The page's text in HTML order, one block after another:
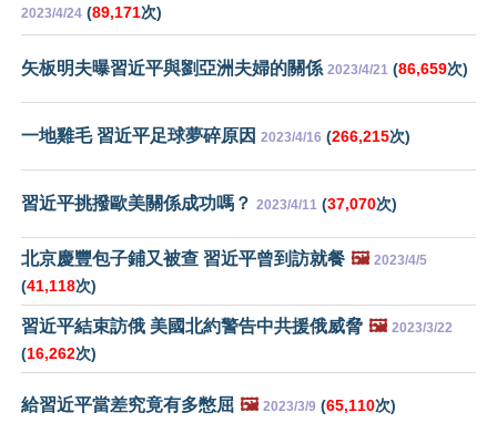
2023/4/24 (89,171次)
矢板明夫曝習近平與劉亞洲夫婦的關係 2023/4/21 (86,659次)
一地雞毛 習近平足球夢碎原因 2023/4/16 (266,215次)
習近平挑撥歐美關係成功嗎？ 2023/4/11 (37,070次)
北京慶豐包子鋪又被查 習近平曾到訪就餐 🖼️ 2023/4/5
(41,118次)
習近平結束訪俄 美國北約警告中共援俄威脅 🖼️ 2023/3/22
(16,262次)
給習近平當差究竟有多憋屈 🖼️ 2023/3/9 (65,110次)